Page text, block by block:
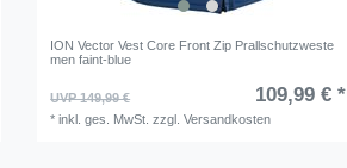
ION Vector Vest Core Front Zip Prallschutzweste
men faint-blue
UVP 149,99 € 109,99 € *
*inkl. ges. MwSt. zzgl.Versandkosten